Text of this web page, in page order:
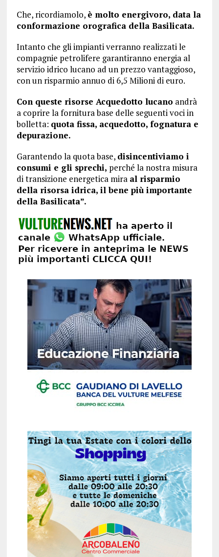
Che, ricordiamolo, è molto energivoro, data la
conformazione orografica della Basilicata.
Intanto che gli impianti verranno realizzati le
compagnie petrolifere garantiranno energia al
servizio idrico lucano ad un prezzo vantaggioso,
con un risparmio annuo di 6,5 Milioni di euro.
Con queste risorse Acquedotto lucano andrà
a coprire la fornitura base delle seguenti voci in
bolletta: quota fissa, acquedotto, fognatura e
depurazione.
Garantendo la quota base, disincentiviamo i
consumi e gli sprechi, perché la nostra misura
di transizione energetica mira al risparmio
della risorsa idrica, il bene più importante
della Basilicata”.